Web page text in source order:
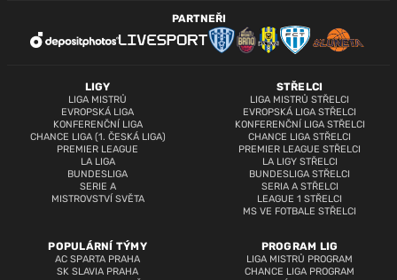
LIGY
LIGA MISTRŮ
EVROPSKÁ LIGA
KONFERENČNÍ LIGA
CHANCE LIGA (1. ČESKÁ LIGA)
PREMIER LEAGUE
LA LIGA
BUNDESLIGA
SERIE A
MISTROVSTVÍ SVĚTA
STŘELCI
LIGA MISTRŮ STŘELCI
EVROPSKÁ LIGA STŘELCI
KONFERENČNÍ LIGA STŘELCI
CHANCE LIGA STŘELCI
PREMIER LEAGUE STŘELCI
LA LIGY STŘELCI
BUNDESLIGA STŘELCI
SERIA A STŘELCI
LEAGUE 1 STŘELCI
MS VE FOTBALE STŘELCI
POPULÁRNÍ TÝMY
AC SPARTA PRAHA
SK SLAVIA PRAHA
PROGRAM LIG
LIGA MISTRŮ PROGRAM
CHANCE LIGA PROGRAM
PARTNEŘI